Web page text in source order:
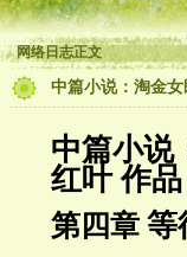
网络日志正文
中篇小说：淘金女
中篇小说
红叶 作品
第四章 等